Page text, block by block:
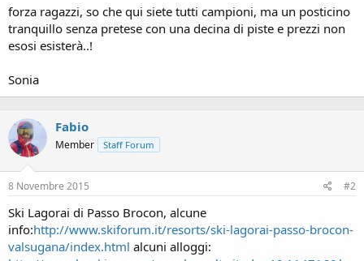
forza ragazzi, so che qui siete tutti campioni, ma un posticino
tranquillo senza pretese con una decina di piste e prezzi non
esosi esisterà..!
Sonia
Fabio
Member Staff Forum
8 Novembre 2015 #2
Ski Lagorai di Passo Brocon, alcune
info:http://www.skiforum.it/resorts/ski-lagorai-passo-brocon-
valsugana/index.html alcuni alloggi: